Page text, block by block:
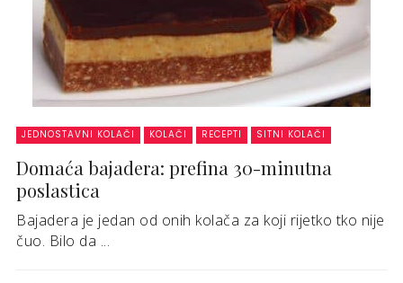
JEDNOSTAVNI KOLAČI KOLAČI RECEPTI SITNI KOLAČI
Domaća bajadera: prefina 30-minutna
poslastica
Bajadera je jedan od onih kolača za koji rijetko tko nije
čuo. Bilo da ...